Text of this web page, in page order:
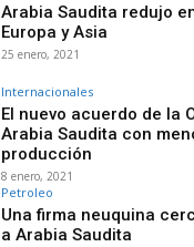
Arabia Saudita redujo
Europa y Asia
25 enero, 2021
Internacionales
El nuevo acuerdo de la
Arabia Saudita con
producción
8 enero, 2021
Petroleo
Una firma neuquina
a Arabia Saudita